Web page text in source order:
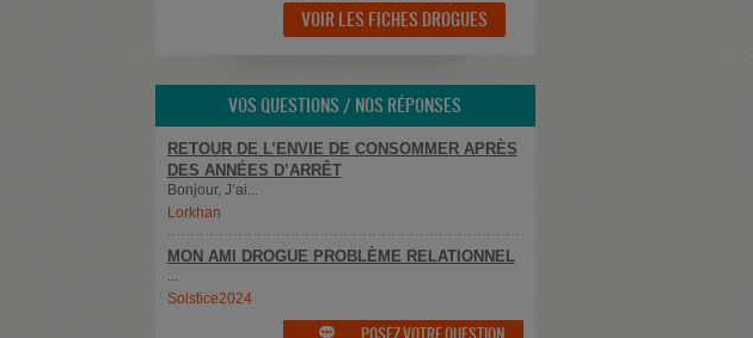
VOIR LES FICHES DROGUES
VOS QUESTIONS / NOS RÉPONSES
RETOUR DE L’ENVIE DE CONSOMMER APRÈS
DES ANNÉES D’ARRÊT
Bonjour, J’ai...
Lorkhan
MON AMI DROGUE PROBLÈME RELATIONNEL
Solstice2024
 POSEZ VOTRE QUESTION